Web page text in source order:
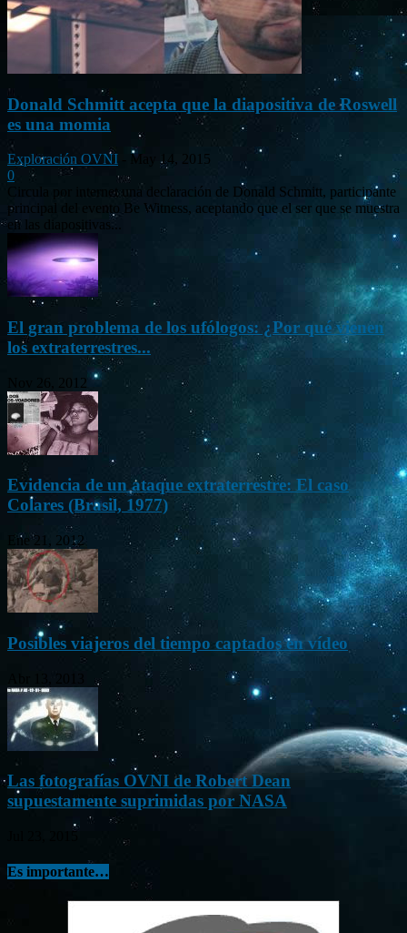
Donald Schmitt acepta que la diapositiva de Roswell
es una momia
Exploración OVNI
May 14, 2015
0
Circula por internet una declaración de Donald Schmitt, participante
principal del evento Be Witness, aceptando que el ser que se muestra
en las diapositivas...
El gran problema de los ufólogos: ¿Por qué vienen
los extraterrestres...
Nov 26, 2012
Evidencia de un ataque extraterrestre: El caso
Colares (Brasil, 1977)
Ene 21, 2012
Posibles viajeros del tiempo captados en vídeo
Las fotografías OVNI de Robert Dean
supuestamente suprimidas por NASA
Jul 23, 2015
Es importante…